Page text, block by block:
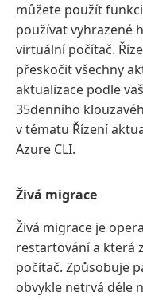
můžete použít
používat vyhrazené
virtuální počítač.
přeskočit všechny
aktualizace podle
35denního
v tématu Řízení
Azure CLI.
Živá migrace
Živá migrace je
restartování a která
počítač. Způsobuje
obvykle netrvá déle